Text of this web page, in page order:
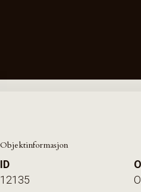
Objektinformasjon
ID
12135